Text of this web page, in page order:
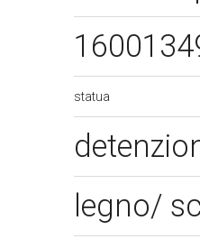
statua
legno/